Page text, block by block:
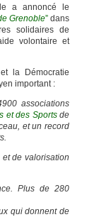
a annoncé le
Grenoble” dans
solidaires de
volontaire et
la Démocratie
important :
associations
et des Sportsde
et un record
de valorisation
Plus de 280
qui donnent de